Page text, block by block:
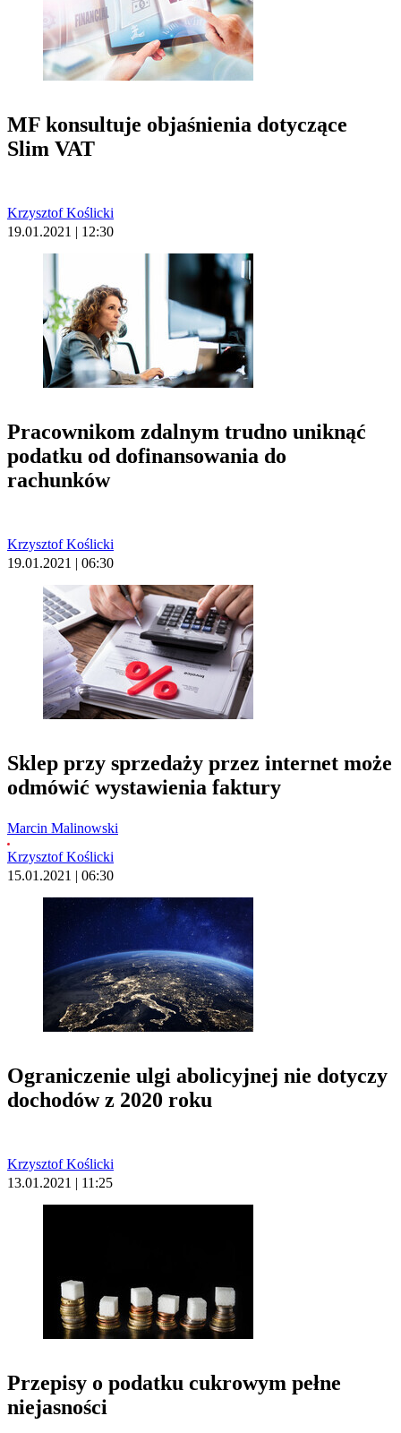
MF konsultuje objaśnienia dotyczące
Slim VAT
Krzysztof Koślicki
19.01.2021 | 12:30
Pracownikom zdalnym trudno uniknąć
podatku od dofinansowania do
rachunków
Krzysztof Koślicki
19.01.2021 | 06:30
Sklep przy sprzedaży przez internet może
odmówić wystawienia faktury
Marcin Malinowski
Krzysztof Koślicki
15.01.2021 | 06:30
Ograniczenie ulgi abolicyjnej nie dotyczy
dochodów z 2020 roku
Krzysztof Koślicki
13.01.2021 | 11:25
Przepisy o podatku cukrowym pełne
niejasności